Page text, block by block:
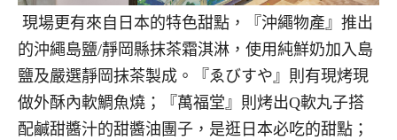
現場更有來自日本的特色甜點，『沖繩物產』推出
的沖繩島鹽/靜岡縣抹茶霜淇淋，使用純鮮奶加入島
鹽及嚴選靜岡抹茶製成。『ゑびすや』則有現烤現
做外酥內軟鯛魚燒；『萬福堂』則烤出Q軟丸子搭
配鹹甜醬汁的甜醬油團子，是逛日本必吃的甜點；